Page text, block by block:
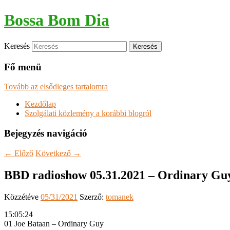
Bossa Bom Dia
Keresés
Fő menü
Tovább az elsődleges tartalomra
Kezdőlap
Szolgálati közlemény a korábbi blogról
Bejegyzés navigáció
← Előző Következő →
BBD radioshow 05.31.2021 – Ordinary
Közzétéve 05/31/2021 Szerző: tomanek
15:05:24
01 Joe Bataan – Ordinary Guy